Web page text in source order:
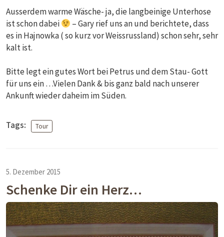
Ausserdem warme Wäsche- ja, die langbeinige Unterhose
ist schon dabei
– Gary rief uns an und berichtete, dass
es in Hajnowka ( so kurz vor Weissrussland) schon sehr, sehr
kalt ist.
Bitte legt ein gutes Wort bei Petrus und dem Stau- Gott
für uns ein …Vielen Dank & bis ganz bald nach unserer
Ankunft wieder daheim im Süden.
Tags: Tour
5. Dezember 2015
Schenke Dir ein Herz…